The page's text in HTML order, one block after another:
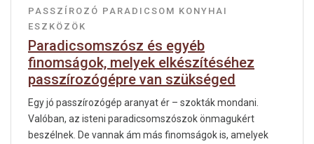
PASSZÍROZÓ PARADICSOM KONYHAI
ESZKÖZÖK
Paradicsomszósz és egyéb
finomságok, melyek elkészítéséhez
passzírozógépre van szükséged
Egy jó passzírozógép aranyat ér – szokták mondani.
Valóban, az isteni paradicsomszószok önmagukért
beszélnek. De vannak ám más finomságok is, amelyek